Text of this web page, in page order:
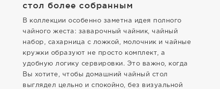
стол более собранным
В коллекции особенно заметна идея полного
чайного жеста: заварочный чайник, чайный
набор, сахарница с ложкой, молочник и чайные
кружки образуют не просто комплект, а
удобную логику сервировки. Это важно, когда
Вы хотите, чтобы домашний чайный стол
выглядел цельно и спокойно, без визуальной